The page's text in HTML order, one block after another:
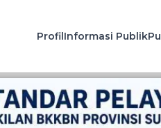
ProfilInformasi Publik